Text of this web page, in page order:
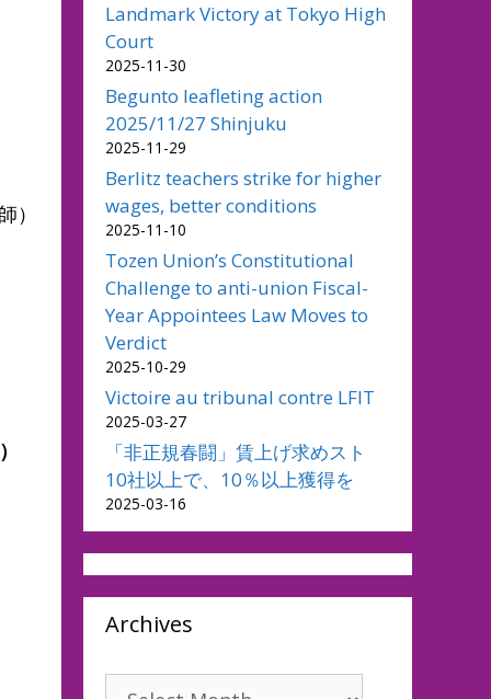
Landmark Victory at Tokyo High
Court
2025-11-30
Begunto leafleting action
2025/11/27 Shinjuku
2025-11-29
Berlitz teachers strike for higher
wages, better conditions
2025-11-10
Tozen Union’s Constitutional
Challenge to anti-union Fiscal-
Year Appointees Law Moves to
Verdict
2025-10-29
Victoire au tribunal contre LFIT
2025-03-27
「非正規春闘」賃上げ求めスト
10社以上で、10％以上獲得を
2025-03-16
Archives
Archives